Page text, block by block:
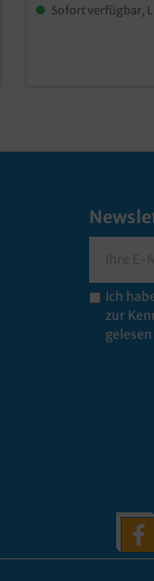
Sofort verfügbar,
Ich
zur